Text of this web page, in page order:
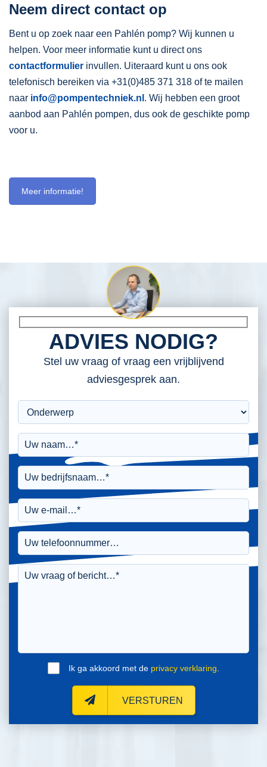
Neem direct contact op
Bent u op zoek naar een Pahlén pomp? Wij kunnen u
helpen. Voor meer informatie kunt u direct ons
contactformulier invullen. Uiteraard kunt u ons ook
telefonisch bereiken via +31(0)485 371 318 of te mailen
naar info@pompentechniek.nl . Wij hebben een groot
aanbod aan Pahlén pompen, dus ook de geschikte pomp
voor u.
Meer informatie!
ADVIES NODIG?
Stel uw vraag of vraag een vrijblijvend
adviesgesprek aan.
Ik ga akkoord met de privacy verklaring
VERSTUREN